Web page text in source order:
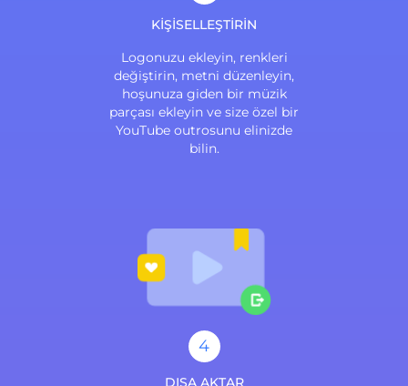
KİŞİSELLEŞTİRİN
Logonuzu ekleyin, renkleri
değiştirin, metni düzenleyin,
hoşunuza giden bir müzik
parçası ekleyin ve size özel bir
YouTube outrosunu elinizde
bilin.
4
DIŞA AKTAR